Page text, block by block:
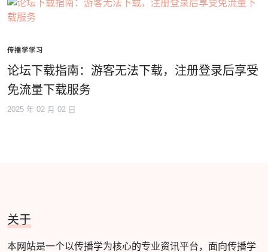
传播学学习
论坛下载指南：游客无法下载，注册登录后享受
免流量下载服务
2025 年 02 月 02 日
关于
本网站是一个以传播学为核心的专业资讯平台，面向传播学